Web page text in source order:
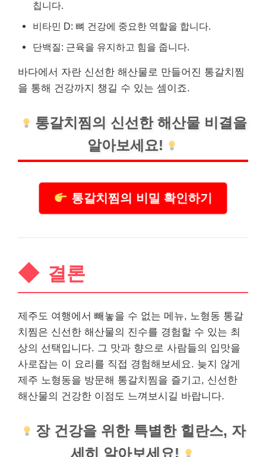
칩니다.
비타민 D: 뼈 건강에 중요한 역할을 합니다.
단백질: 근육을 유지하고 힘을 줍니다.
바다에서 자란 신선한 해산물로 만들어진 통갈치찜
을 통해 건강까지 챙길 수 있는 셈이죠.
통갈치찜의 신선한 해산물 비결을
알아보세요!
통갈치찜의 비밀 확인하기
결론
제주도 여행에서 빼놓을 수 없는 메뉴, 노형동 통갈
치찜은 신선한 해산물의 진수를 경험할 수 있는 최
상의 선택입니다. 그 맛과 향으로 사람들의 입맛을
사로잡는 이 요리를 직접 경험해보세요. 늦지 않게
제주 노형동을 방문해 통갈치찜을 즐기고, 신선한
해산물의 건강한 이점도 느껴보시길 바랍니다.
장 건강을 위한 특별한 힐란스, 자
세히 알아보세요!